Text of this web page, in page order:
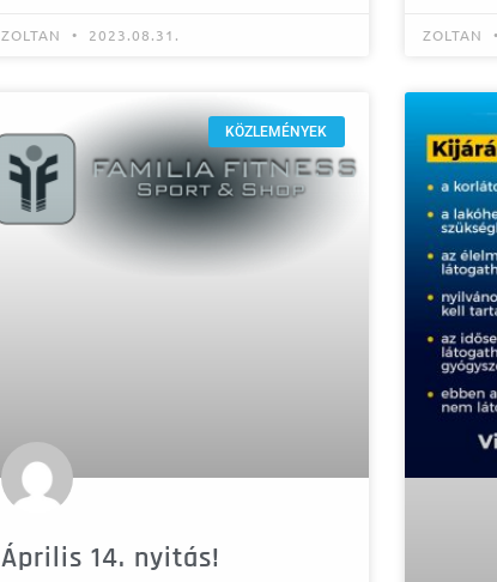
ZOLTAN 2023.08.31. ZOLTAN
KÖZLEMÉNYEK
Április 14. nyitás!